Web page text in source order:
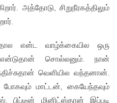
அத்தோடு, சிறுநீரகத்திலும்
என்ட வாழ்க்கையில ஒரு
சொல்லனும். நான்
வெளியில வந்தனான்.
போகவும் மாட்டன், கையேந்தவும்
பிப்டீன் மினிட்ஸ்தான் இப்படி